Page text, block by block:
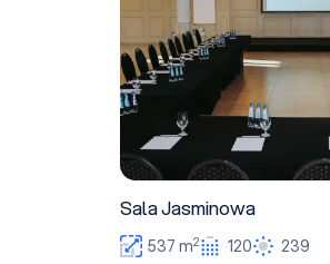
Sala Jasminowa
537 m2 120 239